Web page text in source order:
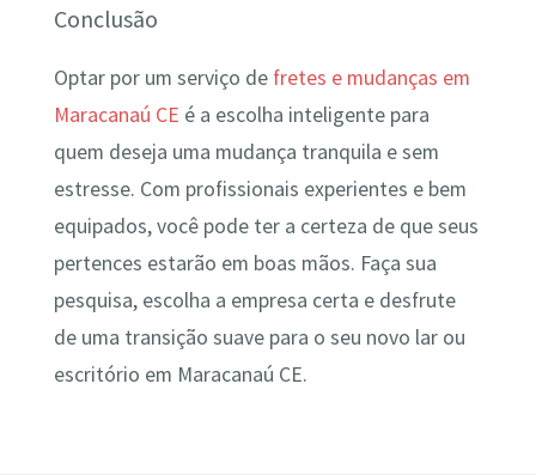
Conclusão
Optar por um serviço de fretes e mudanças em
Maracanaú CE é a escolha inteligente para
quem deseja uma mudança tranquila e sem
estresse. Com profissionais experientes e bem
equipados, você pode ter a certeza de que seus
pertences estarão em boas mãos. Faça sua
pesquisa, escolha a empresa certa e desfrute
de uma transição suave para o seu novo lar ou
escritório em Maracanaú CE.